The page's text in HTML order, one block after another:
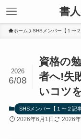
書
ホーム SHSメンバー【１〜２
資格の
者へ!失
いコツ
2026
6/08
SHSメンバー【１〜２記事
2026年6月1日 2026